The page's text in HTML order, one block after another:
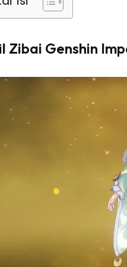
Zibai Genshin